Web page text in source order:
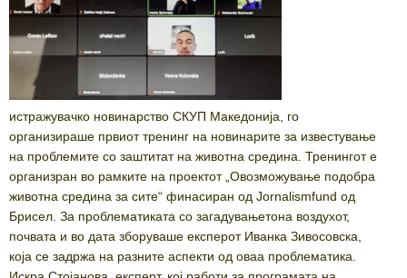
истражувачко новинарство СКУП Македонија, го
организираше првиот тренинг на новинарите за известување
на проблемите со заштитат на животна средина. Тренингот е
организран во рамките на проектот „Овозможување подобра
животна средина за сите“ финасиран од Jornalismfund од
Брисел. За проблематиката со загадувањетона воздухот,
почвата и во дата зборуваше експерот Иванка Зивосовска,
која се задржа на разните аспекти од оваа проблематика.